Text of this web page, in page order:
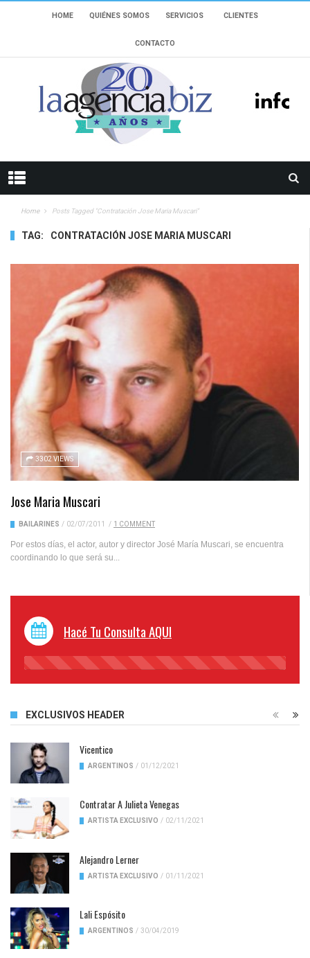
HOME QUIÉNES SOMOS SERVICIOS CLIENTES
CONTACTO
Home Posts Tagged "contratación Jose Maria Muscari"
TAG: CONTRATACIÓN JOSE MARIA MUSCARI
3302 VIEWS
Jose Maria Muscari
BAILARINES / 02/07/2011 / 1 COMMENT
Por estos días, el actor, autor y director José María Muscari, se encuentra
coordinando lo que será su...
Hacé Tu Consulta AQUI
45%
EXCLUSIVOS HEADER
Vicentico
ARGENTINOS / 01/12/2021
Contratar A Julieta Venegas
ARTISTA EXCLUSIVO / 02/11/2021
Alejandro Lerner
ARTISTA EXCLUSIVO / 01/11/2021
Lali Espósito
ARGENTINOS / 30/04/2019